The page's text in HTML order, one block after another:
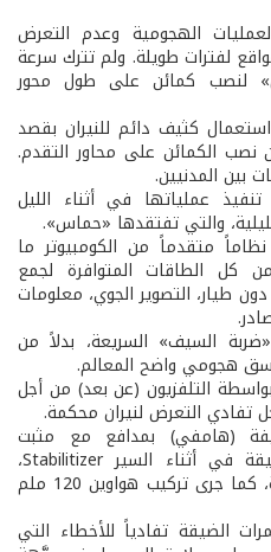
الهجومية وعدم التعرض
لفترات طويلة. ولم تترك سرعة
لنصب كمائن على طول محور
كثيف دائم للنيران بقصد
الكمائن على محاور التقدم.
بين المدنيين.
عملياتها في أثناء الليل
والتي تفتقدها «حماس».
نظاماً متقدماً من الكومبيوتر ما
كل الطاقات المتوافرة لجمع
طيار، التصوير الجوي، معلومات
السيف» السريعة، بدلاً من
هجومي واضح المعالم.
التلفزيون (عن بعد) من أجل
تفادي التعرض لنيران محكمة.
(هامفي) بمدافع مع مثبت
هيدروليكي يسمح بالرماية الدقيقة في أثناء السير Stabilitizer،
وأيضاً أجهزة خاصة للرماية الليلية، كما جرى تركيب هواوين 120 ملم
الضيقة تفادياً للأخطاء التي